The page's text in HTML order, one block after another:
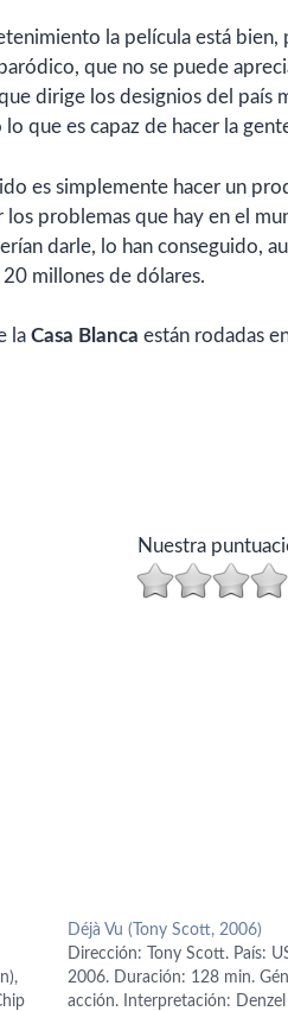
la película está bien,
que no se puede
dirige los designios del país
que es capaz de hacer la
es simplemente hacer un
problemas que hay en el
darle, lo han conseguido,
millones de dólares.
la Casa Blanca están rodadas
Nuestra
Déjà Vu (Tony Scott, 2006)
Dirección: Tony Scott. País:
2006. Duración: 128 min.
acción. Interpretación: